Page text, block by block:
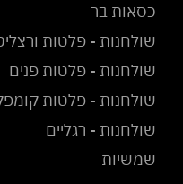
כסאות בר
שולחנות - פלטות
שולחנות - פלטות פנים
שולחנות - פלטות
שולחנות - רגליים
שמשיות